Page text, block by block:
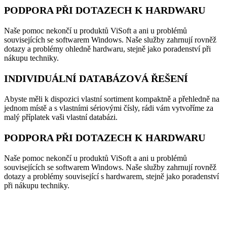
PODPORA PŘI DOTAZECH K HARDWARU
Naše pomoc nekončí u produktů ViSoft a ani u problémů
souvisejících se softwarem Windows. Naše služby zahrnují rovněž
dotazy a problémy ohledně hardwaru, stejně jako poradenství při
nákupu techniky.
INDIVIDUÁLNÍ DATABÁZOVÁ ŘEŠENÍ
Abyste měli k dispozici vlastní sortiment kompaktně a přehledně na
jednom místě a s vlastními sériovými čísly, rádi vám vytvoříme za
malý příplatek vaši vlastní databázi.
PODPORA PŘI DOTAZECH K HARDWARU
Naše pomoc nekončí u produktů ViSoft a ani u problémů
souvisejících se softwarem Windows. Naše služby zahrnují rovněž
dotazy a problémy související s hardwarem, stejně jako poradenství
při nákupu techniky.